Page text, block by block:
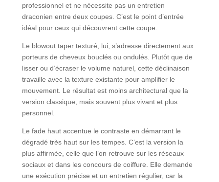
professionnel et ne nécessite pas un entretien
draconien entre deux coupes. C’est le point d’entrée
idéal pour ceux qui découvrent cette coupe.
Le blowout taper texturé, lui, s’adresse directement aux
porteurs de cheveux bouclés ou ondulés. Plutôt que de
lisser ou d’écraser le volume naturel, cette déclinaison
travaille avec la texture existante pour amplifier le
mouvement. Le résultat est moins architectural que la
version classique, mais souvent plus vivant et plus
personnel.
Le fade haut accentue le contraste en démarrant le
dégradé très haut sur les tempes. C’est la version la
plus affirmée, celle que l’on retrouve sur les réseaux
sociaux et dans les concours de coiffure. Elle demande
une exécution précise et un entretien régulier, car la